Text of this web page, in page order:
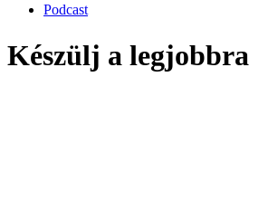
Podcast
Készülj a legjobbra